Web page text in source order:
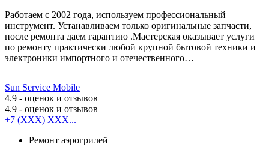
Работаем с 2002 года, используем профессиональный
инструмент. Устанавливаем только оригинальные запчасти,
после ремонта даем гарантию .Мастерская оказывает услуги
по ремонту практически любой крупной бытовой техники и
электроники импортного и отечественного…
Sun Service Mobile
4.9 - оценок и отзывов
4.9 - оценок и отзывов
+7 (XXX) XXX...
Ремонт аэрогрилей